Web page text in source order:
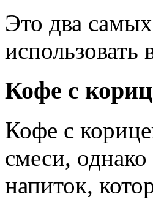
Это два
Кофе с
Кофе с
смеси,
напиток,